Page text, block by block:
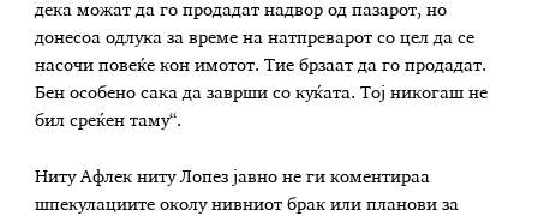
дека можат да го продадат надвор од пазарот, но
донесоа одлука за време на натпреварот со цел да се
насочи повеќе кон имотот. Тие брзаат да го продадат.
Бен особено сака да заврши со куќата. Тој никогаш не
бил среќен таму“.
Ниту Афлек ниту Лопез јавно не ги коментираа
шпекулациите околу нивниот брак или планови за